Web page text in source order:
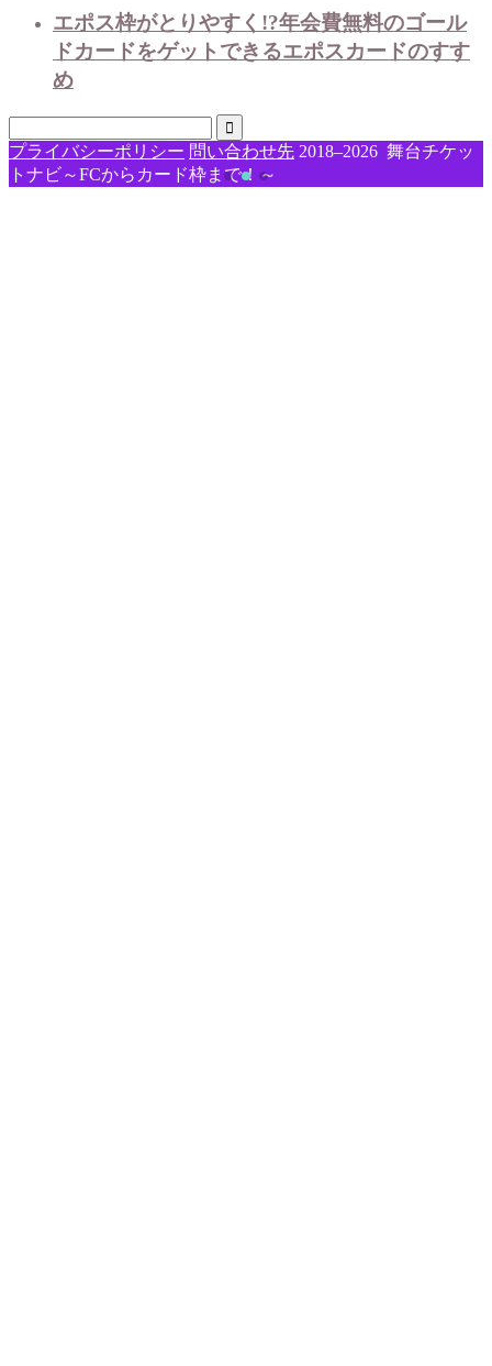
エポス枠がとりやすく!?年会費無料のゴール
ドカードをゲットできるエポスカードのすす
め
プライバシーポリシー 問い合わせ先 2018–2026 舞台チケッ
トナビ～FCからカード枠まで！～